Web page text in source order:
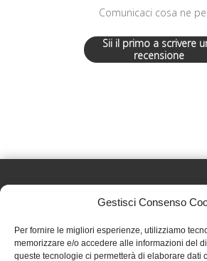
Gestisci Consenso
Per fornire le migliori esperienze, utilizziamo
memorizzare e/o accedere alle informazioni del
queste tecnologie ci permetterà di elaborare dati
Comunicaci cosa ne
Sii il primo a scrivere
recensione
Effatà Editrice di Pellegrino Paolo
C.F. e P.IVA 09655250018
Via Tre Denti, 1 - 10060 Cantalupa